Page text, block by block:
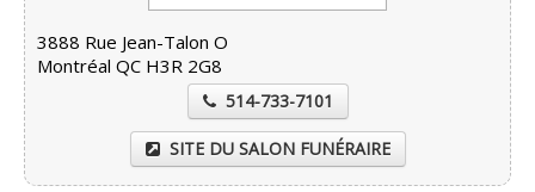
3888 Rue Jean-Talon O
Montréal QC H3R 2G8
514-733-7101
SITE DU SALON FUNÉRAIRE